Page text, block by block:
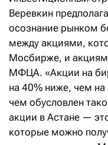
Веревкин
осознание рынком
между акциями,
Мосбирже, и
МФЦА. «Акции на
на 40% ниже, чем
чем обусловлен
акции в Астане —
которые можно